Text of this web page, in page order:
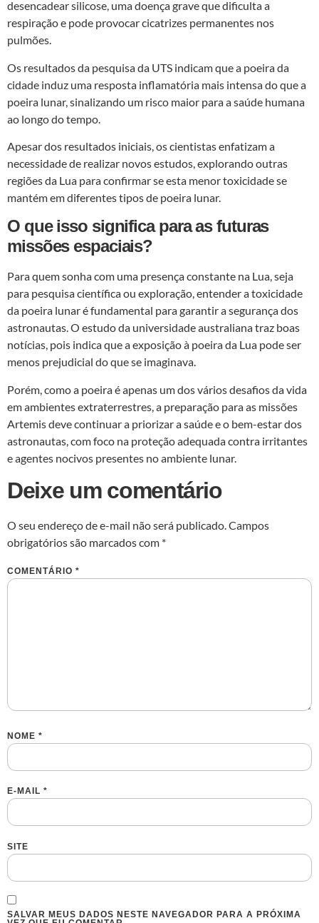
desencadear silicose, uma doença grave que dificulta a
respiração e pode provocar cicatrizes permanentes nos
pulmões.
Os resultados da pesquisa da UTS indicam que a poeira da
cidade induz uma resposta inflamatória mais intensa do que a
poeira lunar, sinalizando um risco maior para a saúde humana
ao longo do tempo.
Apesar dos resultados iniciais, os cientistas enfatizam a
necessidade de realizar novos estudos, explorando outras
regiões da Lua para confirmar se esta menor toxicidade se
mantém em diferentes tipos de poeira lunar.
O que isso significa para as futuras
missões espaciais?
Para quem sonha com uma presença constante na Lua, seja
para pesquisa científica ou exploração, entender a toxicidade
da poeira lunar é fundamental para garantir a segurança dos
astronautas. O estudo da universidade australiana traz boas
notícias, pois indica que a exposição à poeira da Lua pode ser
menos prejudicial do que se imaginava.
Porém, como a poeira é apenas um dos vários desafios da vida
em ambientes extraterrestres, a preparação para as missões
Artemis deve continuar a priorizar a saúde e o bem-estar dos
astronautas, com foco na proteção adequada contra irritantes
e agentes nocivos presentes no ambiente lunar.
Deixe um comentário
O seu endereço de e-mail não será publicado.Campos
obrigatórios são marcados com *
COMENTÁRIO *
NOME *
E-MAIL *
SITE
SALVAR MEUS DADOS NESTE NAVEGADOR PARA A PRÓXIMA